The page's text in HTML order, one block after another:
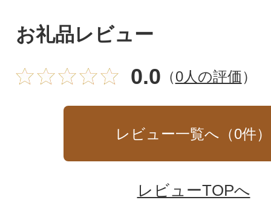
お礼品レビュー
0.0 （0人の評価）
レビュー一覧へ（0件）
レビューTOPへ